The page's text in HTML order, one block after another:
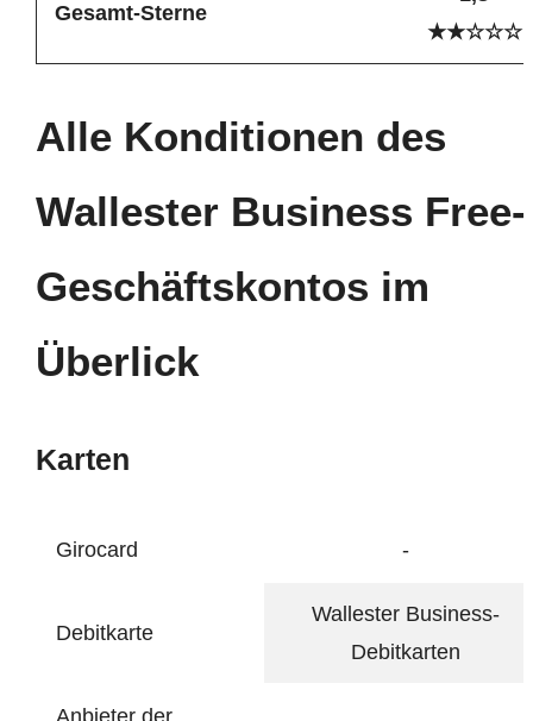
Gesamt-Sterne
★★☆☆☆
Alle Konditionen des
Wallester Business Free-
Geschäftskontos im
Überlick
Karten
Girocard -
Debitkarte
Wallester Business-
Debitkarten